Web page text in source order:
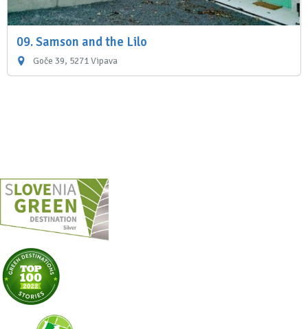
09. Samson and the Lilo
Goče 39, 5271 Vipava